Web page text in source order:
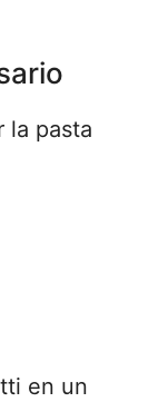
la pasta
en un